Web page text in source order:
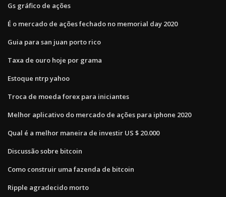
Gs gráfico de ações
É o mercado de ações fechado no memorial day 2020
Guia para san juan porto rico
Taxa de ouro hoje por grama
Estoque ntrp yahoo
Troca de moeda forex para iniciantes
Melhor aplicativo do mercado de ações para iphone 2020
Qual é a melhor maneira de investir US $ 20.000
Discussão sobre bitcoin
Como construir uma fazenda de bitcoin
Ripple agradecido morto